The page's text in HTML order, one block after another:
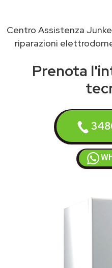
Centro Assistenza
riparazioni
Prenota